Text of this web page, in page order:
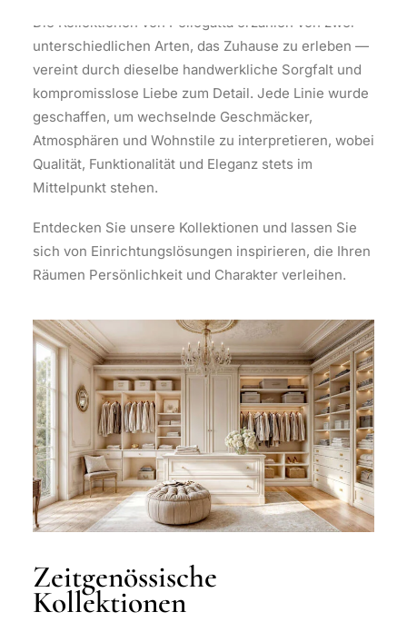
Die Kollektionen von Pellegatta erzählen von zwei
unterschiedlichen Arten, das Zuhause zu erleben —
vereint durch dieselbe handwerkliche Sorgfalt und
kompromisslose Liebe zum Detail. Jede Linie wurde
geschaffen, um wechselnde Geschmäcker,
Atmosphären und Wohnstile zu interpretieren, wobei
Qualität, Funktionalität und Eleganz stets im
Mittelpunkt stehen.
Entdecken Sie unsere Kollektionen und lassen Sie
sich von Einrichtungslösungen inspirieren, die Ihren
Räumen Persönlichkeit und Charakter verleihen.
Zeitgenössische
Kollektionen